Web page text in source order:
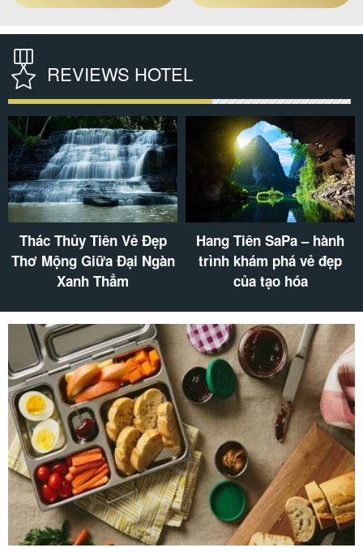
REVIEWS HOTEL
Thác Thủy Tiên Vẻ Đẹp
Thơ Mộng Giữa Đại Ngàn
Xanh Thẳm
Hang Tiên SaPa – hành
trình khám phá vẻ đẹp
của tạo hóa